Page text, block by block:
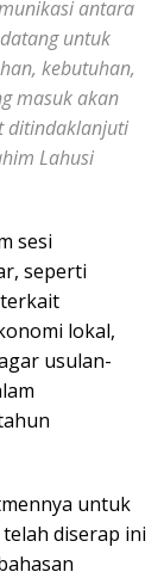
antara
untuk
kebutuhan,
masuk akan
ditindaklanjuti
Lahusi
sesi
seperti
lokal,
usulan-
untuk
diserap ini